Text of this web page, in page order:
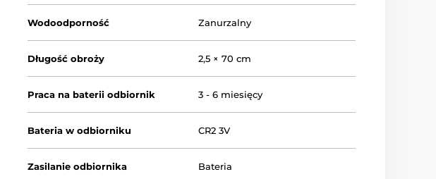
Wodoodporność Zanurzalny
Długość obroży 2,5 × 70 cm
Praca na baterii odbiornik 3 - 6 miesięcy
Bateria w odbiorniku CR2 3V
Zasilanie odbiornika Bateria